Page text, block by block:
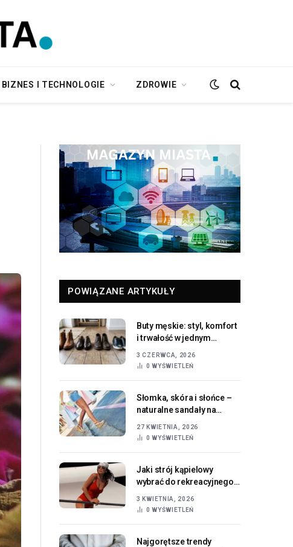
BIZNES I TECHNOLOGIE ZDROWIE
POWIĄZANE ARTYKUŁY
Buty męskie: styl, komfort
i trwałość w jednym
3 CZERWCA, 2026
0WYŚWIETLEŃ
Słomka, skóra i słońce –
naturalne sandały na
27 KWIETNIA, 2026
0WYŚWIETLEŃ
Jaki strój kąpielowy
wybrać do rekreacyjnego
wygodnie i bez
3 KWIETNIA, 2026
0WYŚWIETLEŃ
Najgorętsze trendy